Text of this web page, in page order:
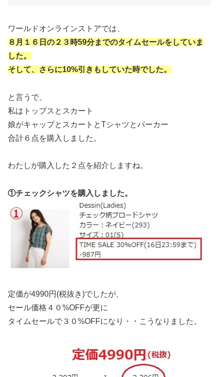
ワールドオンラインストアでは、
８月１６日の２３時59分までのタイムセールをしていま
した。
そして、さらに10%引きもしていた時でした。
と言うで、
私はトップスとスカート
娘がキャップとスカートとTシャツとパーカー
合計６点を購入しました。
わたしが購入した２点を紹介しますね。
①チェックシャツを購入しました。
定価が4990円(税抜き)でしたが、
セール価格４０%OFFが更に
タイムセールで３０%OFFになり・・こうなりました。